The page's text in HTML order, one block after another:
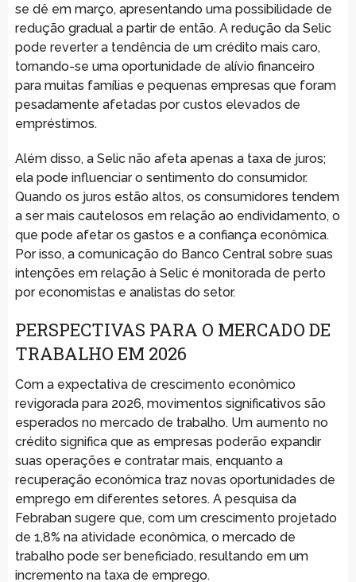
se dê em março, apresentando uma possibilidade de
redução gradual a partir de então. A redução da Selic
pode reverter a tendência de um crédito mais caro,
tornando-se uma oportunidade de alívio financeiro
para muitas famílias e pequenas empresas que foram
pesadamente afetadas por custos elevados de
empréstimos.
Além disso, a Selic não afeta apenas a taxa de juros;
ela pode influenciar o sentimento do consumidor.
Quando os juros estão altos, os consumidores tendem
a ser mais cautelosos em relação ao endividamento, o
que pode afetar os gastos e a confiança econômica.
Por isso, a comunicação do Banco Central sobre suas
intenções em relação à Selic é monitorada de perto
por economistas e analistas do setor.
PERSPECTIVAS PARA O MERCADO DE
TRABALHO EM 2026
Com a expectativa de crescimento econômico
revigorada para 2026, movimentos significativos são
esperados no mercado de trabalho. Um aumento no
crédito significa que as empresas poderão expandir
suas operações e contratar mais, enquanto a
recuperação econômica traz novas oportunidades de
emprego em diferentes setores. A pesquisa da
Febraban sugere que, com um crescimento projetado
de 1,8% na atividade econômica, o mercado de
trabalho pode ser beneficiado, resultando em um
incremento na taxa de emprego.